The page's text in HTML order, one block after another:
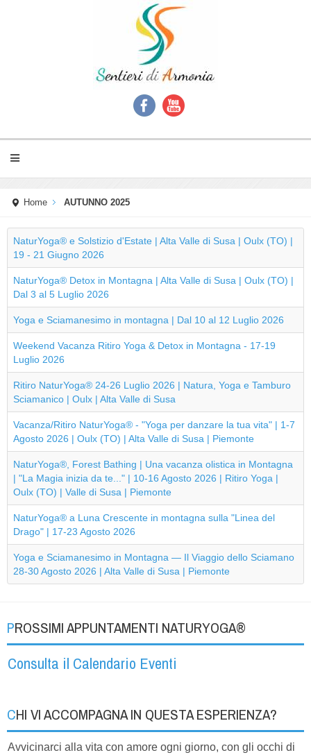
Home AUTUNNO 2025
NaturYoga® e Solstizio d'Estate | Alta Valle di Susa | Oulx (TO) |
19 - 21 Giugno 2026
NaturYoga® Detox in Montagna | Alta Valle di Susa | Oulx (TO) |
Dal 3 al 5 Luglio 2026
Yoga e Sciamanesimo in montagna | Dal 10 al 12 Luglio 2026
Weekend Vacanza Ritiro Yoga & Detox in Montagna - 17-19
Luglio 2026
Ritiro NaturYoga® 24-26 Luglio 2026 | Natura, Yoga e Tamburo
Sciamanico | Oulx | Alta Valle di Susa
Vacanza/Ritiro NaturYoga® - "Yoga per danzare la tua vita" | 1-7
Agosto 2026 | Oulx (TO) | Alta Valle di Susa | Piemonte
NaturYoga®, Forest Bathing | Una vacanza olistica in Montagna
| "La Magia inizia da te..." | 10-16 Agosto 2026 | Ritiro Yoga |
Oulx (TO) | Valle di Susa | Piemonte
NaturYoga® a Luna Crescente in montagna sulla "Linea del
Drago" | 17-23 Agosto 2026
Yoga e Sciamanesimo in Montagna — Il Viaggio dello Sciamano
28-30 Agosto 2026 | Alta Valle di Susa | Piemonte
PROSSIMI APPUNTAMENTI NATURYOGA®
Consulta il Calendario Eventi
CHI VI ACCOMPAGNA IN QUESTA ESPERIENZA?
Avvicinarci alla vita con amore ogni giorno, con gli occhi di